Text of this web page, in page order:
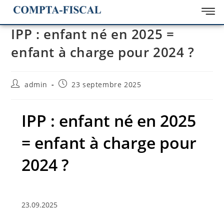
IPP : enfant né en 2025 =
enfant à charge pour 2024 ?
admin 23 septembre 2025
IPP : enfant né en 2025
= enfant à charge pour
2024 ?
23.09.2025